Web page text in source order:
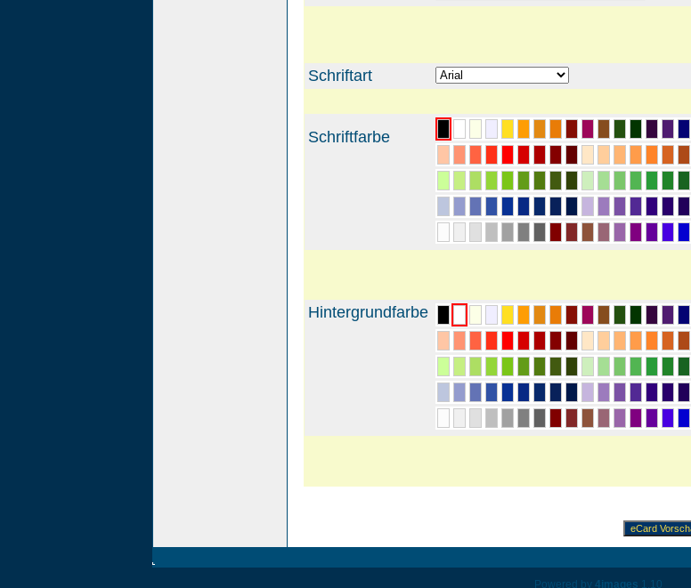
Schriftart
Schriftfarbe
Hintergrundfarbe
Powered by 4images 1.10